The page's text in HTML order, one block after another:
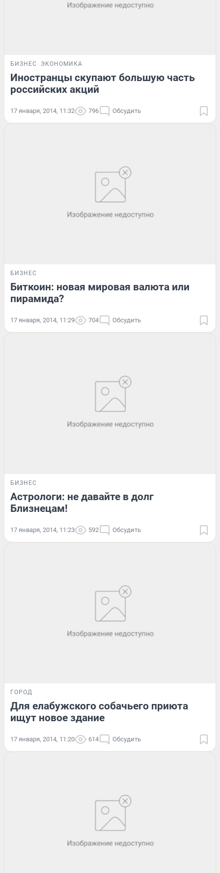
БИЗНЕС ЭКОНОМИКА
Иностранцы скупают большую часть
российских акций
17 января, 2014, 11:32 796 Обсудить
БИЗНЕС
Биткоин: новая мировая валюта или
пирамида?
17 января, 2014, 11:29 704 Обсудить
БИЗНЕС
Астрологи: не давайте в долг
Близнецам!
17 января, 2014, 11:23 592 Обсудить
ГОРОД
Для елабужского собачьего приюта
ищут новое здание
17 января, 2014, 11:20 614 Обсудить